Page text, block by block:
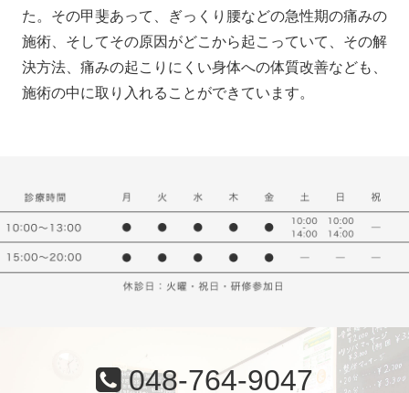
た。その甲斐あって、ぎっくり腰などの急性期の痛みの
施術、そしてその原因がどこから起こっていて、その解
決方法、痛みの起こりにくい身体への体質改善なども、
施術の中に取り入れることができています。
048-764-9047